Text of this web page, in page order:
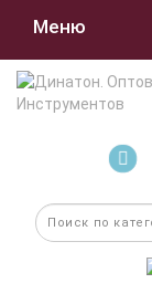
Меню